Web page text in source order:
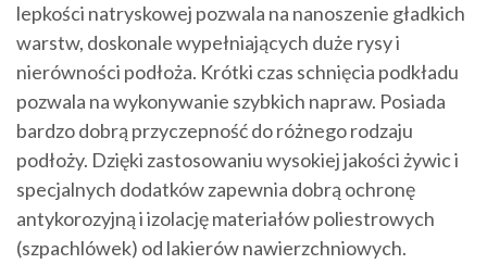
lepkości natryskowej pozwala na nanoszenie gładkich
warstw, doskonale wypełniających duże rysy i
nierówności podłoża. Krótki czas schnięcia podkładu
pozwala na wykonywanie szybkich napraw. Posiada
bardzo dobrą przyczepność do różnego rodzaju
podłoży. Dzięki zastosowaniu wysokiej jakości żywic i
specjalnych dodatków zapewnia dobrą ochronę
antykorozyjną i izolację materiałów poliestrowych
(szpachlówek) od lakierów nawierzchniowych.